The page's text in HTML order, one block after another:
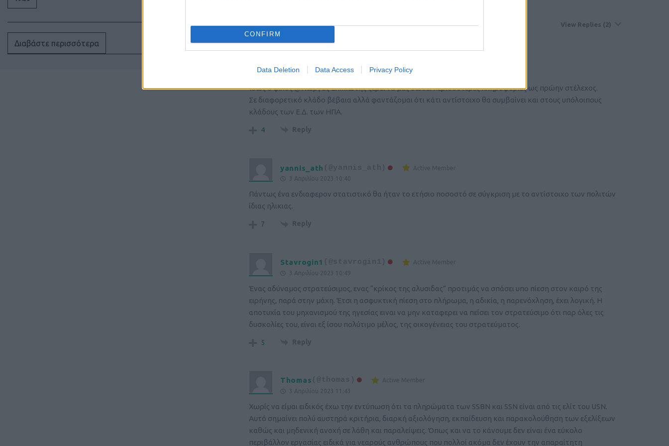
CONFIRM
Data Deletion Data Access Privacy Policy
Διαβάστε περισσότερα
View Replies (2)
3 Απριλίου 2023 07:59
Ίσως ο φίλος @Γιώργος Ελικιώτης ξέρει να μας δώσει περισσότερες πληροφορίες ως πρώην στέλεχος.
Σε διαφορετικό κλάδο βέβαια αλλά φαντάζομαι ότι κάτι αντίστοιχο θα συμβαίνει και στους υπόλοιπους
κλάδους των Ε.Δ. των ΗΠΑ.
4 Reply
yannis_ath
Active Member
3 Απριλίου 2023 10:40
Πάντως ένα ενδιαφερον στατιστικό θα ήταν το ετήσιο ποσοστό σε σύγκριση με το αντίστοιχο των πολιτών
ίδιας ηλικιας.
7 Reply
Stavrogin1
Active Member
3 Απριλίου 2023 10:49
Ένας αδύναμος στρατεύσιμος, ενας “κρίκος της αλυσιδας” προτιμάς να σπάσει υπο πίεση στον καιρό της
ειρήνης, παρά στην μάχη. Έτσι η ασφυκτική πίεση στο πλήρωμα, η αδικία, η παρενόχληση, έχει λογική. Η
αποτυχία του μηχανισμού της ηγεσίας ειναι να μην καταφερει να πείσει τον στρατεύσιμο ότι παρ όλες τις
δυσκολίες του, είναι εξ ίσου πολύτιμο μέλος, της οικογένειας του στρατεύματος.
5 Reply
Thomas
Active Member
3 Απριλίου 2023 11:43
Χωρίς να είμαι ειδικός έχω την εντύπωση ότι τα πληρώματα των SSBN και SSN είναι από τις ελίτ του USN.
Αυτό σημαίνει πολύ αυστηρά κριτήρια, διαρκή αξιολόγηση, εκπαίδευση και παρακολούθηση των εξελίξεων
καθώς και μηδενική ανοχή σε λάθη και παραλείψεις. Όπως και να το κάνουμε δεν είναι ένα εύκολο
περιβάλλον εργασίας ειδικά για νεαρούς ανθρώπους που πολλοί ακόμα δεν έχουν την απαραίτητη